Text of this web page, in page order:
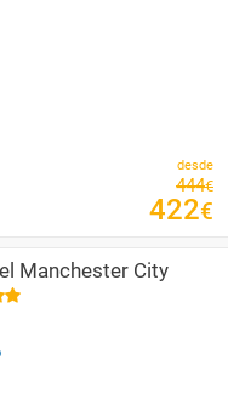
desde
444€
422€
Manchester City